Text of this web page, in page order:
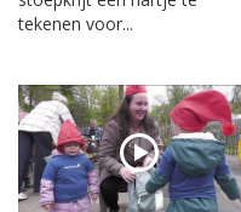
tekenen voor...